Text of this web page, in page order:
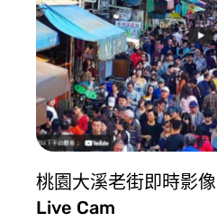
桃園大溪老街即時影
Live Cam